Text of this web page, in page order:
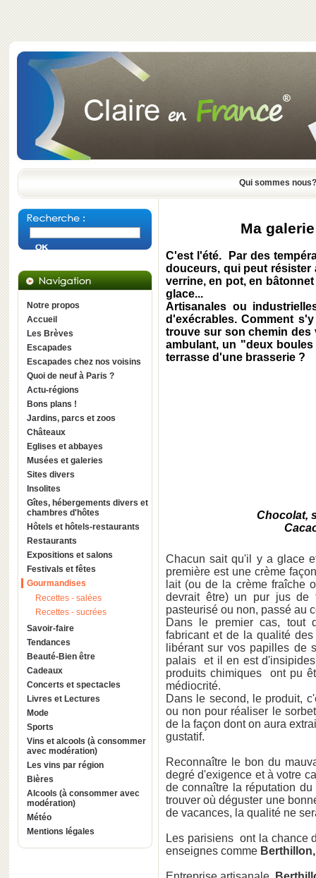
Qui sommes nous?
Notre propos
Accueil
Les Brèves
Escapades
Escapades chez nos voisins
Quoi de neuf à Paris ?
Actu-régions
Bons plans !
Jardins, parcs et zoos
Châteaux
Eglises et abbayes
Musées et galeries
Sites divers
Insolites
Gîtes, hébergements divers et
chambres d'hôtes
Hôtels et hôtels-restaurants
Restaurants
Expositions et salons
Festivals et fêtes
Gourmandises
Recettes - salées
Recettes - sucrées
Savoir-faire
Tendances
Beauté-Bien être
Cadeaux
Concerts et spectacles
Livres et Lectures
Mode
Sports
Vins et alcools (à consommer
avec modération)
Les vins par région
Bières
Alcools (à consommer avec
modération)
Météo
Mentions légales
Ma
C'est l'été. Par des
douceurs, qui peut résister
verrine, en pot, en
glace...
Artisanales ou
d'exécrables. Comment
trouve sur son chemin des
ambulant, un "deux
terrasse d'une brasserie ?
Chocolat,
Chacun sait qu'il y a glace
première est une crème
lait (ou de la crème fraîche
devrait être) un pur jus de
pasteurisé ou non, passé au
Dans le premier cas, tout
fabricant et de la qualité
libérant sur vos papilles de
palais et il en est
produits chimiques ont pu
médiocrité.
Dans le second, le produit,
ou non pour réaliser le
de la façon dont on aura
gustatif.
Reconnaître le bon du
degré d'exigence et à votre
de connaître la réputation
trouver où déguster une
de vacances, la qualité ne
Les parisiens ont la chance
enseignes comme